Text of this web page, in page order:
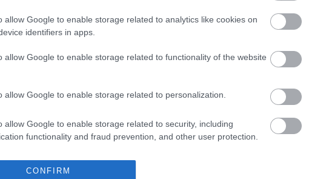
allow Google to enable storage related to analytics like cookies on
identifiers in apps.
allow Google to enable storage related to functionality of the website
allow Google to enable storage related to personalization.
allow Google to enable storage related to security, including
functionality and fraud prevention, and other user protection.
CONFIRM